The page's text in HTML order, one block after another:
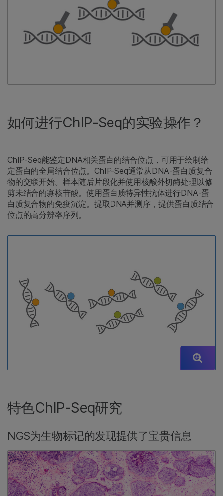
如何进行ChIP-Seq的实验操作？
ChIP-Seq能鉴定DNA相关蛋白的结合位点，可用于绘制给
定蛋白的全局结合位点。ChIP-Seq通常从DNA-蛋白质复合
物的交联开始。样本随后片段化并使用核酸外切酶处理以修
剪未结合的寡核苷酸。使用蛋白质特异性抗体进行DNA-蛋
白质复合物的免疫沉淀。提取DNA并测序，提供蛋白质结合
位点的高分辨率序列。
特色ChIP-Seq研究
NGS为生物标记的发现提供了宝贵信息